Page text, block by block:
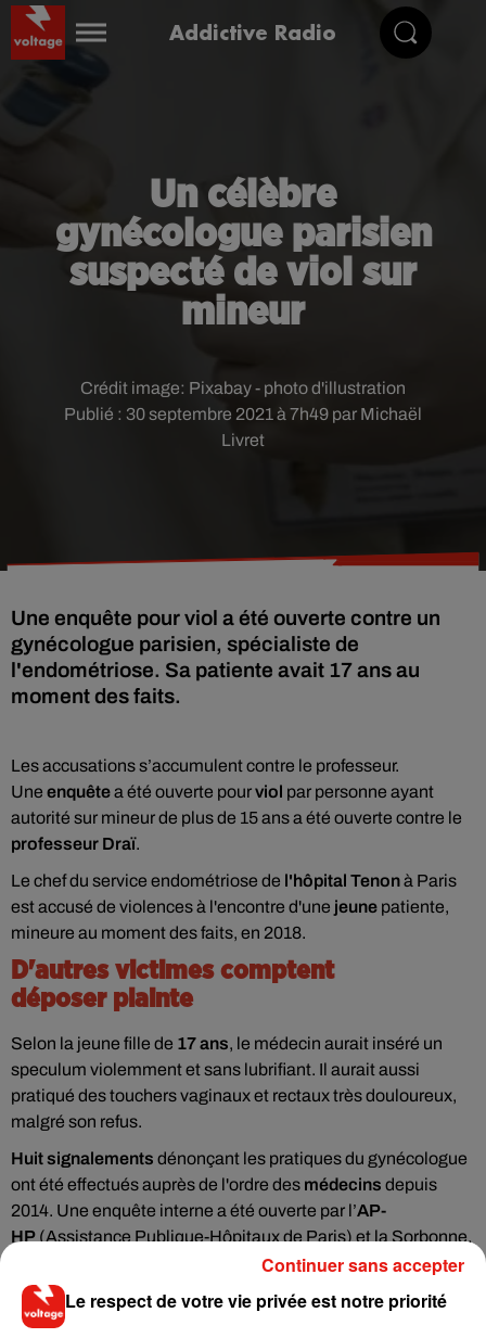
Addictive Radio
Un célèbre
gynécologue parisien
suspecté de viol sur
mineur
Publié : 30 septembre 2021 à 7h49 par Michaël
Livret
Crédit image: Pixabay - photo d'illustration
Une enquête pour viol a été ouverte contre un
gynécologue parisien, spécialiste de
l'endométriose. Sa patiente avait 17 ans au
moment des faits.
Les accusations s’accumulent contre le professeur.
Une enquêtea été ouverte pourviol par personne ayant
autorité sur mineur de plus de 15 ans a été ouverte contre le
professeur Draï.
Le chef du service endométriose de l'hôpital Tenonà Paris
est accusé de violences à l'encontre d'une jeune patiente,
mineure au moment des faits, en 2018.
D'autres victimes comptent
déposer plainte
Selon la jeune fille de 17 ans, le médecin aurait inséré un
speculum violemment et sans lubrifiant. Il aurait aussi
pratiqué des touchers vaginaux et rectaux très douloureux,
malgré son refus.
Huit signalements dénonçant les pratiques du gynécologue
ont été effectués auprès de l'ordre des médecins depuis
2014. Une enquête interne a été ouverte par l’AP-
HP (Assistance Publique-Hôpitaux de Paris) et la Sorbonne,
Le respect de votre vie privée est notre priorité
Continuer sans accepter